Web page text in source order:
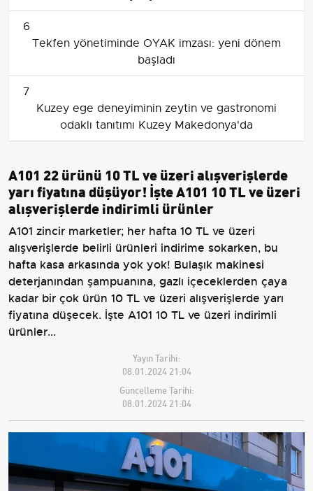
6
Tekfen yönetiminde OYAK imzası: yeni dönem
başladı
7
Kuzey ege deneyiminin zeytin ve gastronomi
odaklı tanıtımı Kuzey Makedonya'da
A101 22 ürünü 10 TL ve üzeri alışverişlerde
yarı fiyatına düşüyor! İşte A101 10 TL ve üzeri
alışverişlerde indirimli ürünler
A101 zincir marketler; her hafta 10 TL ve üzeri
alışverişlerde belirli ürünleri indirime sokarken, bu
hafta kasa arkasında yok yok! Bulaşık makinesi
deterjanından şampuanına, gazlı içeceklerden çaya
kadar bir çok ürün 10 TL ve üzeri alışverişlerde yarı
fiyatına düşecek. İşte A101 10 TL ve üzeri indirimli
ürünler...
Yayın Tarihi:
08.01.2024 21:04
Güncelleme Tarihi:
08.01.2024 21:04